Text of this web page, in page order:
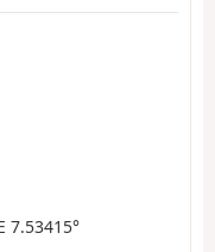
7.53415°